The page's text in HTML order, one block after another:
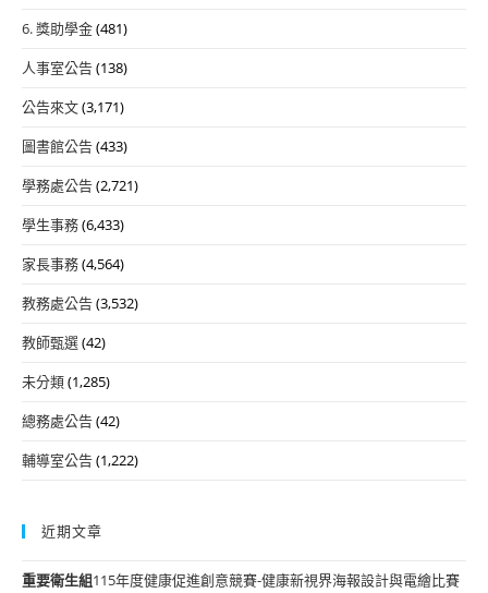
6. 獎助學金(481)
人事室公告(138)
公告來文(3,171)
圖書館公告(433)
學務處公告(2,721)
學生事務(6,433)
家長事務(4,564)
教務處公告(3,532)
教師甄選(42)
未分類(1,285)
總務處公告(42)
輔導室公告(1,222)
近期文章
重要衛生組115年度健康促進創意競賽-健康新視界海報設計與電繪比賽